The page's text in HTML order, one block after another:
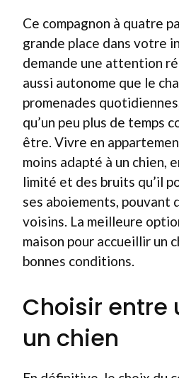
Ce compagnon à quatre
grande place dans votre
demande une attention
aussi autonome que le
promenades
qu’un peu plus de temps
être. Vivre en
moins adapté à un chien,
limité et des bruits qu’il
ses aboiements, pouvant
voisins. La meilleure
maison pour accueillir un
bonnes conditions.
Choisir entre
un chien